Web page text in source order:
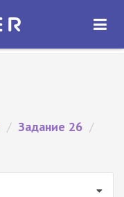
ОТКРЫТЬ
/ Задание 26 /